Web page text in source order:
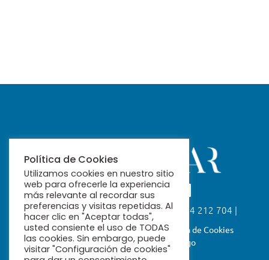
Calle Fabiola, 26. 41004 Sevilla | 954 212 704 |
ribamar@ribamar.org
Aviso LegalPolítica de PrivacidadPolítica de Cookies
Términos y Condiciones de Pago
Política de Cookies
Utilizamos cookies en nuestro sitio
web para ofrecerle la experiencia
más relevante al recordar sus
preferencias y visitas repetidas. Al
hacer clic en "Aceptar todas",
usted consiente el uso de TODAS
las cookies. Sin embargo, puede
visitar "Configuración de cookies"